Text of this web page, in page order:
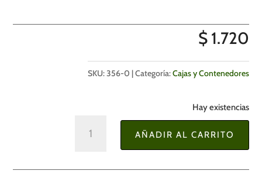
$1.720
SKU:356-0 Categoría:Cajas y Contenedores
Hay existencias
para
con
AÑADIR AL CARRITO